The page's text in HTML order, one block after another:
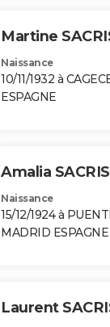
Martine
Naissance
10/11/1932 à
ESPAGNE
Amalia
Naissance
15/12/1924 à
MADRID ESPAGNE
Laurent